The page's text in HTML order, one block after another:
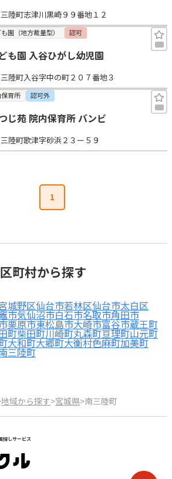
陸町志津川黒崎９９番地１２
園（地方裁量型） 認可
も園 入谷ひがし幼児園
陸町入谷字中の町２０７番地３
育所 認可外
じ苑 院内保育所 バンビ
陸町歌津字砂浜２３ー５９
1
町村から探す
城野区仙台市若林区仙台市太白区
市気仙沼市白石市名取市角田市
栗原市東松島市大崎市富谷市蔵王町
町柴田町川崎町丸森町亘理町山元町
大和町大郷町大衡村色麻町加美町
三陸町
地域から探す>宮城県>南三陸町
探しサービス